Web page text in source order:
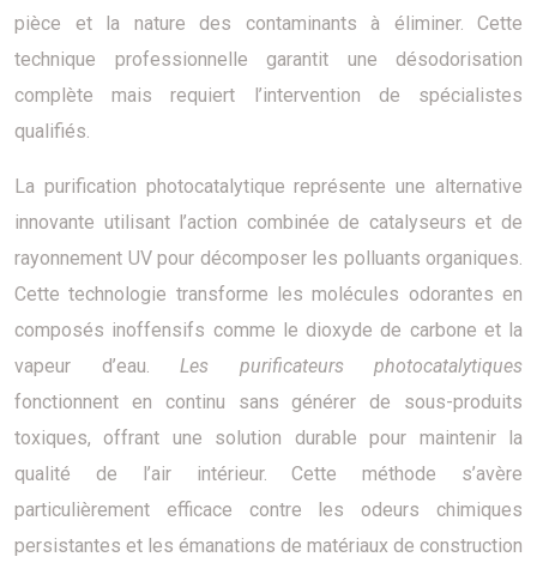
pièce et la nature des contaminants à éliminer. Cette
technique professionnelle garantit une désodorisation
complète mais requiert l’intervention de spécialistes
qualifiés.
La purification photocatalytique représente une alternative
innovante utilisant l’action combinée de catalyseurs et de
rayonnement UV pour décomposer les polluants organiques.
Cette technologie transforme les molécules odorantes en
composés inoffensifs comme le dioxyde de carbone et la
vapeur d’eau. Les purificateurs photocatalytiques
fonctionnent en continu sans générer de sous-produits
toxiques, offrant une solution durable pour maintenir la
qualité de l’air intérieur. Cette méthode s’avère
particulièrement efficace contre les odeurs chimiques
persistantes et les émanations de matériaux de construction